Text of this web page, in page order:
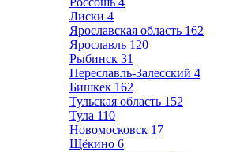
Лиски 4
Ярославская область 162
Ярославль 120
Рыбинск 31
Переславль-Залесский 4
Бишкек 162
Тульская область 152
Тула 110
Новомосковск 17
Щёкино 6